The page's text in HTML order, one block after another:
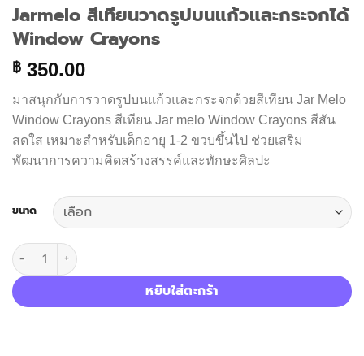
Jarmelo สีเทียนวาดรูปบนแก้วและกระจกได้
Window Crayons
฿ 350.00
มาสนุกกับการวาดรูปบนแก้วและกระจกด้วยสีเทียน Jar Melo
Window Crayons สีเทียน Jar melo Window Crayons สีสัน
สดใส เหมาะสำหรับเด็กอายุ 1-2 ขวบขึ้นไป ช่วยเสริม
พัฒนาการความคิดสร้างสรรค์และทักษะศิลปะ
ขนาด
จำนวน Jarmelo สีเทียนวาดรูปบนแก้วและกระจกได้ Window
หยิบใส่ตะกร้า